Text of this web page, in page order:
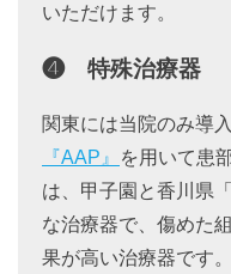
いただけます。
❹ 特殊治療器
関東には当院のみ導
『AAP』
を用いて患
は、甲子園と香川県「
な治療器で、傷めた
果が高い治療器です